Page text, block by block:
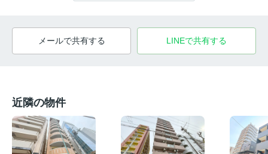
メールで共有する LINEで共有する
近隣の物件